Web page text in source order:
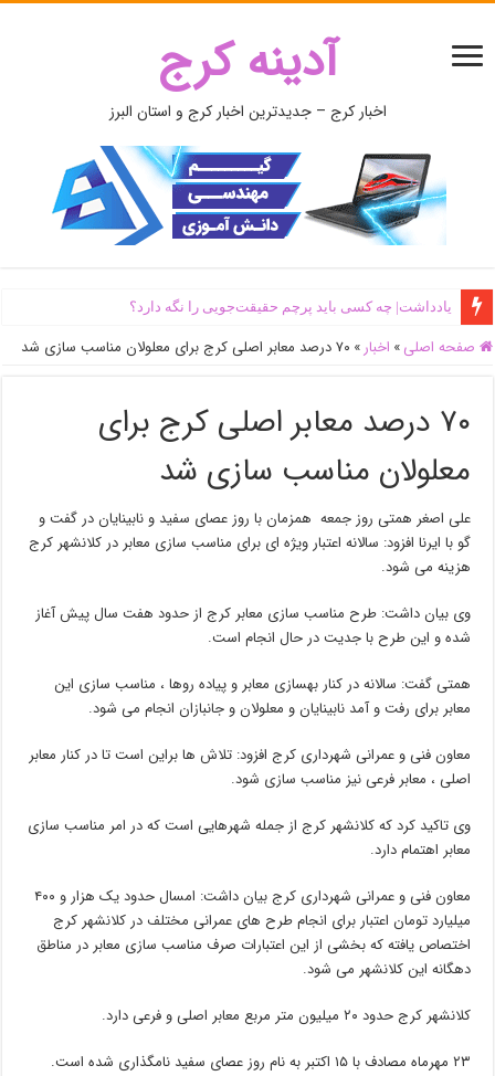
آدینه کرج
اخبار کرج – جدیدترین اخبار کرج و استان البرز
یادداشت| ‌چه کسی باید پرچم حقیقت‌جویی را نگه دارد؟
صفحه اصلی » اخبار » ۷۰ درصد معابر اصلی کرج برای معلولان مناسب سازی شد
۷۰ درصد معابر اصلی کرج برای
معلولان مناسب سازی شد
علی اصغر همتی روز جمعه همزمان با روز عصای سفید و نابینایان در گفت و
گو با ایرنا افزود: سالانه اعتبار ویژه ای برای مناسب سازی معابر در کلانشهر کرج
هزینه می شود.
وی بیان داشت: طرح مناسب سازی معابر کرج از حدود هفت سال پیش آغاز
شده و این طرح با جدیت در حال انجام است.
همتی گفت: سالانه در کنار بهسازی معابر و پیاده روها ، مناسب سازی این
معابر برای رفت و آمد نابینایان و معلولان و جانبازان انجام می شود.
معاون فنی و عمرانی شهرداری کرج افزود: تلاش ها براین است تا در کنار معابر
اصلی ، معابر فرعی نیز مناسب سازی شود.
وی تاکید کرد که کلانشهر کرج از جمله شهرهایی است که در امر مناسب سازی
معابر اهتمام دارد.
معاون فنی و عمرانی شهرداری کرج بیان داشت: امسال حدود یک هزار و ۴۰۰
میلیارد تومان اعتبار برای انجام طرح های عمرانی مختلف در کلانشهر کرج
اختصاص یافته که بخشی از این اعتبارات صرف مناسب سازی معابر در مناطق
دهگانه این کلانشهر می شود.
کلانشهر کرج حدود ۲۰ میلیون متر مربع معابر اصلی و فرعی دارد.
۲۳ مهرماه مصادف با ۱۵ اکتبر به نام روز عصای سفید نامگذاری شده است.